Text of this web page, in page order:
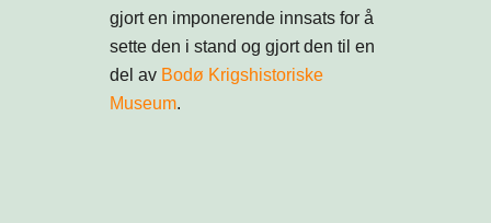
gjort en imponerende innsats for å
sette den i stand og gjort den til en
del av Bodø Krigshistoriske
Museum.